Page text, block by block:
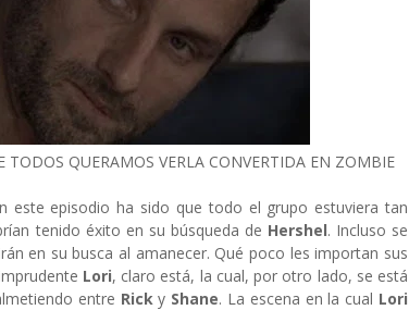
TODOS QUERAMOS VERLA CONVERTIDA EN ZOMBIE
este episodio ha sido que todo el grupo estuviera tan
tenido éxito en su búsqueda de Hershel. Incluso se
en su busca al amanecer. Qué poco les importan sus
Lori, claro está, la cual, por otro lado, se está
entre Ricky Shane. La escena en la cual Lori